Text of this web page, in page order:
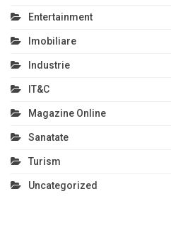
Entertainment
Imobiliare
Industrie
IT&C
Magazine Online
Sanatate
Turism
Uncategorized